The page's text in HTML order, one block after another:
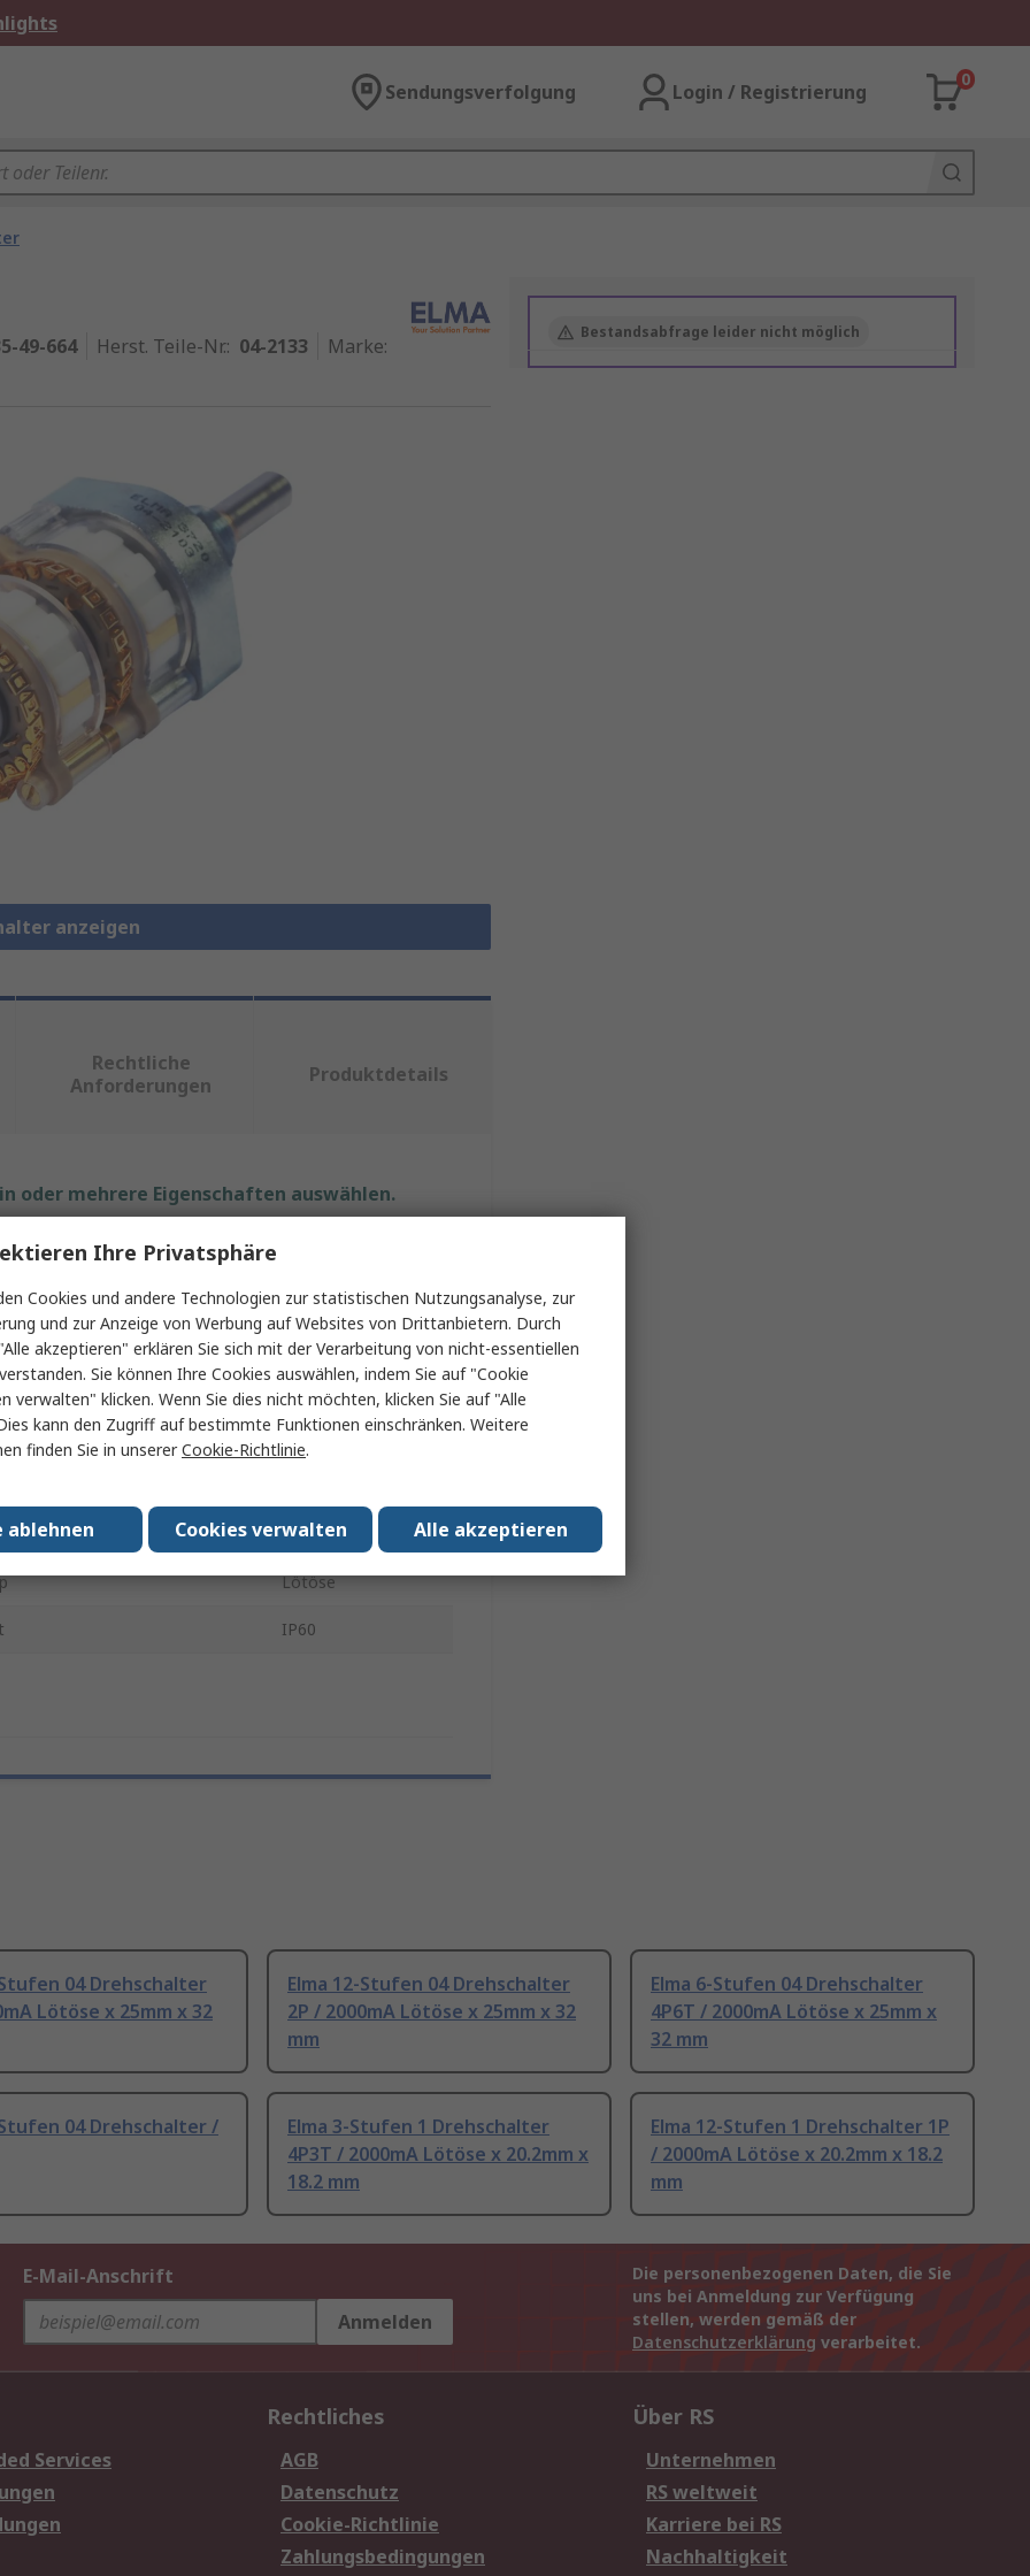
Sendungsverfolgung Login / Registrierung
0
49-664 Herst. Teile-Nr.: 04-2133 Marke:
anzeigen
Bestandsabfrage leider nicht möglich
Rechtliche
Anforderungen
Produktdetails
oder mehrere Eigenschaften auswählen.
Elma
Drehschalter
Panel
85°C
6mm
Lötöse
IP60
04 Drehschalter
Lötöse x 25mm x 32
Elma 12-Stufen 04 Drehschalter
2P / 2000mA Lötöse x 25mm x 32
mm
Elma 6-Stufen 04 Drehschalter
4P6T / 2000mA Lötöse x 25mm x
32 mm
04 Drehschalter /
Elma 3-Stufen 1 Drehschalter
4P3T / 2000mA Lötöse x 20.2mm x
18.2 mm
Elma 12-Stufen 1 Drehschalter 1P
/ 2000mA Lötöse x 20.2mm x 18.2
mm
E-Mail-Anschrift
Anmelden
Die personenbezogenen Daten, die Sie
uns bei Anmeldung zur Verfügung
stellen, werden gemäß der
Datenschutzerklärung verarbeitet.
Services
Rechtliches
AGB
Datenschutz
Cookie-Richtlinie
Zahlungsbedingungen
Über RS
Unternehmen
RS weltweit
Karriere bei RS
Nachhaltigkeit
Ihre Privatsphäre
Cookies und andere Technologien zur statistischen Nutzungsanalyse, zur
und zur Anzeige von Werbung auf Websites von Drittanbietern. Durch
akzeptieren" erklären Sie sich mit der Verarbeitung von nicht-essentiellen
Sie können Ihre Cookies auswählen, indem Sie auf "Cookie
verwalten" klicken. Wenn Sie dies nicht möchten, klicken Sie auf "Alle
kann den Zugriff auf bestimmte Funktionen einschränken. Weitere
finden Sie in unsererCookie-Richtlinie.
Alle akzeptieren
Cookies verwalten
ablehnen